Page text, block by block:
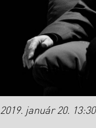
2019. január 20. 13:30